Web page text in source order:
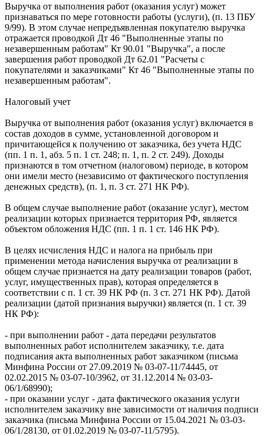
Выручка от выполнения работ (оказания услуг) может
признаваться по мере готовности работы (услуги), (п. 13 ПБУ
9/99). В этом случае непредъявленная покупателю выручка
отражается проводкой Дт 46 "Выполненные этапы по
незавершенным работам" Кт 90.01 "Выручка", а после
завершения работ проводкой Дт 62.01 "Расчеты с
покупателями и заказчиками" Кт 46 "Выполненные этапы по
незавершенным работам".
Налоговый учет
Выручка от выполнения работ (оказания услуг) включается в
состав доходов в сумме, установленной договором и
причитающейся к получению от заказчика, без учета НДС
(пп. 1 п. 1, абз. 5 п. 1 ст. 248; п. 1, п. 2 ст. 249). Доходы
признаются в том отчетном (налоговом) периоде, в котором
они имели место (независимо от фактического поступления
денежных средств), (п. 1, п. 3 ст. 271 НК РФ).
В общем случае выполнение работ (оказание услуг), местом
реализации которых признается территория РФ, является
объектом обложения НДС (пп. 1 п. 1 ст. 146 НК РФ).
В целях исчисления НДС и налога на прибыль при
применении метода начисления выручка от реализации в
общем случае признается на дату реализации товаров (работ,
услуг, имущественных прав), которая определяется в
соответствии с п. 1 ст. 39 НК РФ (п. 3 ст. 271 НК РФ). Датой
реализации (датой признания выручки) является (п. 1 ст. 39
НК РФ):
- при выполнении работ - дата передачи результатов
выполненных работ исполнителем заказчику, т.е. дата
подписания акта выполненных работ заказчиком (письма
Минфина России от 27.09.2019 № 03-07-11/74445, от
02.02.2015 № 03-07-10/3962, от 31.12.2014 № 03-03-
06/1/68990);
- при оказании услуг - дата фактического оказания услуги
исполнителем заказчику вне зависимости от наличия подписи
заказчика (письма Минфина России от 15.04.2021 № 03-03-
06/1/28130, от 01.02.2019 № 03-07-11/5795).